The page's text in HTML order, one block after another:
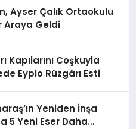
Ayser Çalık Ortaokulu
Araya Geldi
Kapılarını Coşkuyla
Eypio Rüzgârı Esti
Yeniden İnşa
5 Yeni Eser Daha